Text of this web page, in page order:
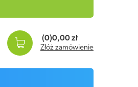
(0)0,00 zł
Złóż zamówienie